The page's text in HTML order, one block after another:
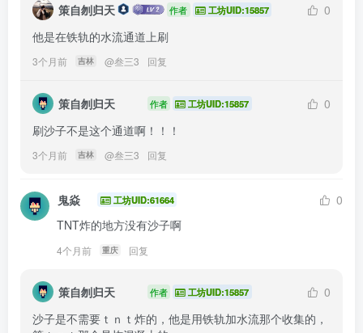
策自刎归天 作者 工坊UID:15857
0
他是在铁轨的水流通道上刷
3个月前 吉林 @叁三3 回复
策自刎归天 作者 工坊UID:15857
0
刷沙子不是这个通道啊！！！
3个月前 吉林 @叁三3 回复
鬼焱 工坊UID:61664
0
TNT炸的地方没有沙子啊
4个月前 重庆 回复
策自刎归天 作者 工坊UID:15857
0
沙子是不需要ｔｎｔ炸的，他是用铁轨加水流那个收集的，